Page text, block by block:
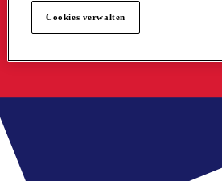
Cookies verwalten